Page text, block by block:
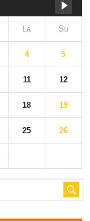
La Su
4 5
11 12
18 19
25 26